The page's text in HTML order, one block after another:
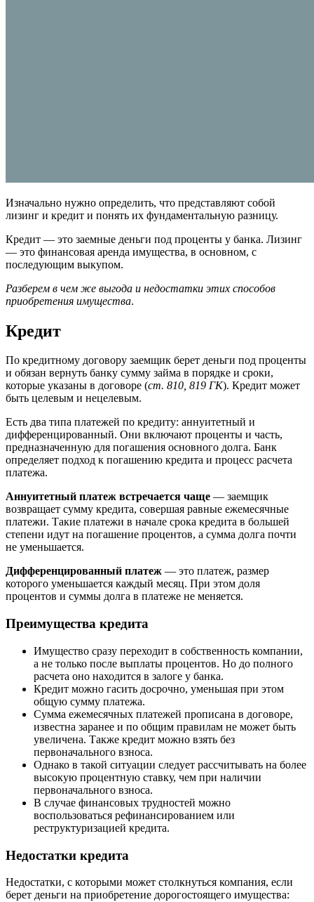
Изначально нужно определить, что представляют собой
лизинг и кредит и понять их фундаментальную разницу.
Кредит — это заемные деньги под проценты у банка. Лизинг
— это финансовая аренда имущества, в основном, с
последующим выкупом.
Разберем в чем же выгода и недостатки этих способов
приобретения имущества.
Кредит
По кредитному договору заемщик берет деньги под проценты
и обязан вернуть банку сумму займа в порядке и сроки,
которые указаны в договоре (ст. 810, 819 ГК). Кредит может
быть целевым и нецелевым.
Есть два типа платежей по кредиту: аннуитетный и
дифференцированный. Они включают проценты и часть,
предназначенную для погашения основного долга. Банк
определяет подход к погашению кредита и процесс расчета
платежа.
Аннуитетный платеж встречается чаще — заемщик
возвращает сумму кредита, совершая равные ежемесячные
платежи. Такие платежи в начале срока кредита в большей
степени идут на погашение процентов, а сумма долга почти
не уменьшается.
Дифференцированный платеж — это платеж, размер
которого уменьшается каждый месяц. При этом доля
процентов и суммы долга в платеже не меняется.
Преимущества кредита
Имущество сразу переходит в собственность компании,
а не только после выплаты процентов. Но до полного
расчета оно находится в залоге у банка.
Кредит можно гасить досрочно, уменьшая при этом
общую сумму платежа.
Сумма ежемесячных платежей прописана в договоре,
известна заранее и по общим правилам не может быть
увеличена. Также кредит можно взять без
первоначального взноса.
Однако в такой ситуации следует рассчитывать на более
высокую процентную ставку, чем при наличии
первоначального взноса.
В случае финансовых трудностей можно
воспользоваться рефинансированием или
реструктуризацией кредита.
Недостатки кредита
Недостатки, с которыми может столкнуться компания, если
берет деньги на приобретение дорогостоящего имущества: